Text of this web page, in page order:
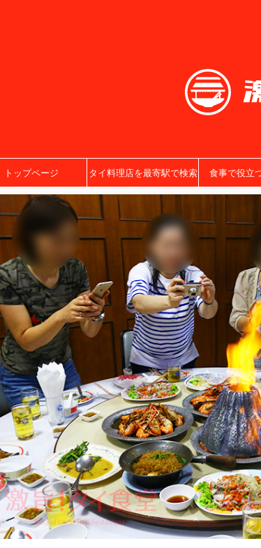
トップページ タイ料理店を最寄駅で検索 食事で役立